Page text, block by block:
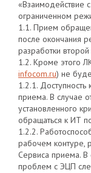
«Взаимодействие
ограниченном
1.1. Прием
после окончания
разработки
1.2. Кроме этого
infocom.ru) не
1.2.1.
приема. В случае
установленного
обращаться к ИТ
1.2.2.
рабочем контуре,
Сервиса приема. В
проблем с ЭЦП